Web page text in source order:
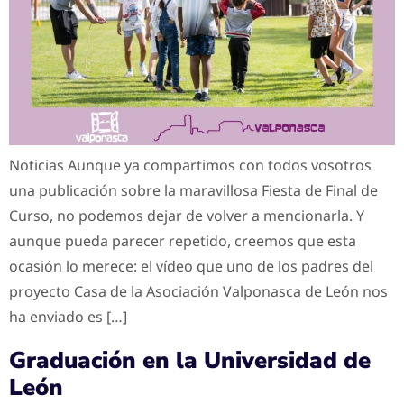
Noticias Aunque ya compartimos con todos vosotros
una publicación sobre la maravillosa Fiesta de Final de
Curso, no podemos dejar de volver a mencionarla. Y
aunque pueda parecer repetido, creemos que esta
ocasión lo merece: el vídeo que uno de los padres del
proyecto Casa de la Asociación Valponasca de León nos
ha enviado es […]
Graduación en la Universidad de
León